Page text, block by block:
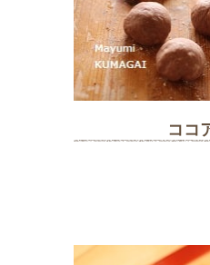
コ